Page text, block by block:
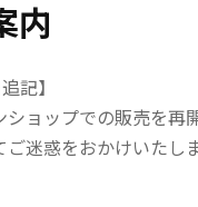
内
記】
ショップでの販売を再
ご迷惑をおかけいたし